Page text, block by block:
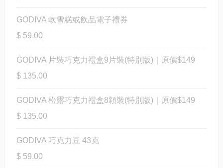
GODIVA 軟雪糕或飲品電子禮券
$ 59.00
GODIVA 片裝巧克力禮盒9片裝(特別版)｜原價$149
$ 135.00
GODIVA 松露巧克力禮盒8顆裝(特別版)｜原價$149
$ 135.00
GODIVA 巧克力豆 43克
$ 59.00